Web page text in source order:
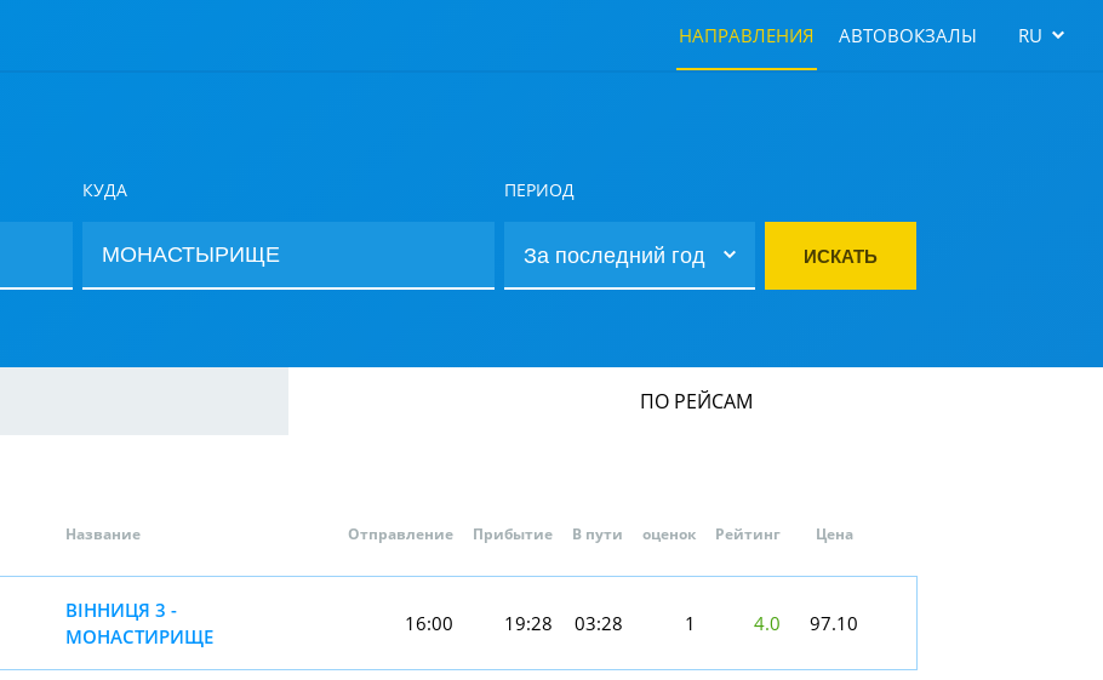
НАПРАВЛЕНИЯ АВТОВОКЗАЛЫ RU
КУДА ПЕРИОД
ИСКАТЬ
ПО РЕЙСАМ
Название Отправление Прибытие В пути оценок Рейтинг Цена
ВІННИЦЯ 3 -
МОНАСТИРИЩЕ
16:00 19:28 03:28 1 4.0 97.10